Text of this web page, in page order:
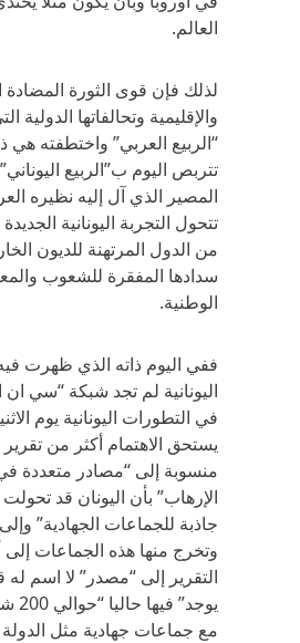
العالم.
لذلك فإن قوى الثورة المضادة
والإقليمية وتحالفاتها الدولية
“الربيع العربي” واختطفته هي
تتربص اليوم ب”الربيع
المصير الذي آل إليه نظيره
تتحول التجربة اليونانية
من الدول المرتهنة للديون
سدادها المفقرة للشعوب
الوطنية.
ففي اليوم ذاته الذي ظهرت فيه
اليونانية لم تجد شبكة “سي ان
في التطورات اليونانية يوم
يستحق الاهتمام أكثر من
منسوبة إلى “مصادر متعددة
الإرهاب” بأن اليونان قد
جاذبة للجماعات الجهادية”
وتخرج منها هذه الجماعات إلى
التقرير إلى “مصدر” لا اسم له
مع جماعات جهادية مثل الدولة